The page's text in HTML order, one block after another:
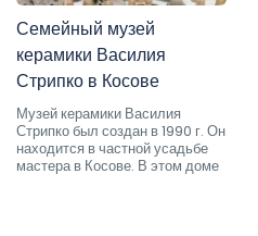
Семейный музей
керамики Василия
Стрипко в Косове
Музей керамики Василия
Стрипко был создан в 1990 г. Он
находится в частной усадьбе
мастера в Косове. В этом доме